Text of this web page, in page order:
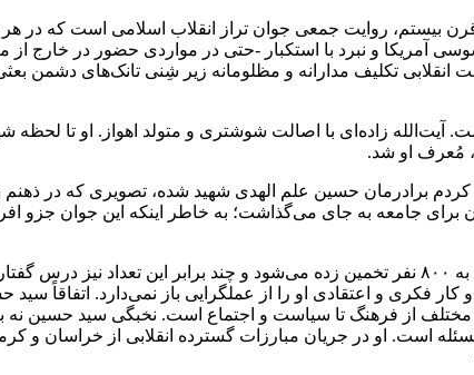
بیستم، روایت جمعی جوان تراز انقلاب اسلامی است که
آمریکا و نبرد با استکبار -حتی در مواردی حضور در خارج
زاده‌ای با اصالت شوشتری و متولد اهواز. او تا لحظه
مُعرف او شد.
کردم برادرمان حسین علم الهدی شهید شده، تصویری که در
جامعه به جای می‌گذاشت؛ به خاطر اینکه این جوان جزو
تعداد شاگردان حلقه‌های خلاقانه مطالعه و آموزش نهج البلاغه او در اهواز نزدیک به ۸۰۰ نفر
فکری و اعتقادی او را از عملگرایی باز نمی‌دارد. اتفاقاً
مختلف از فرهنگ تا سیاست و اجتماع است. نخبگی سید حسین